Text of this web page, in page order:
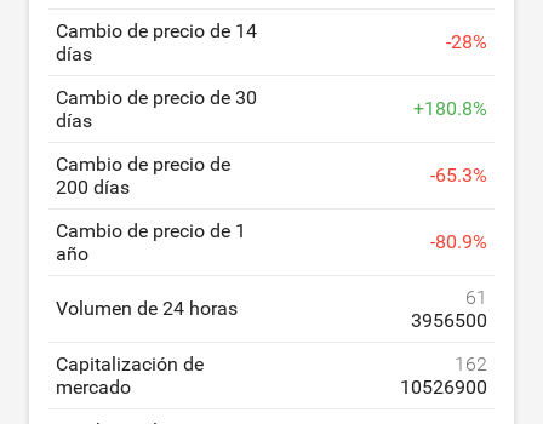
Cambio de precio de 14
días
-28%
Cambio de precio de 30
días
+180.8%
Cambio de precio de
200 días
-65.3%
Cambio de precio de 1
año
-80.9%
Volumen de 24 horas
61
3956500
Capitalización de
mercado
162
10526900